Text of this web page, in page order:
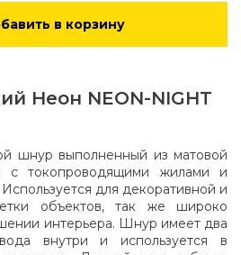
в корзину
Неон NEON-NIGHT
шнур выполненный из матовой
с токопроводящими жилами и
для декоративной и
объектов, так же широко
интерьера. Шнур имеет два
внутри и используется в